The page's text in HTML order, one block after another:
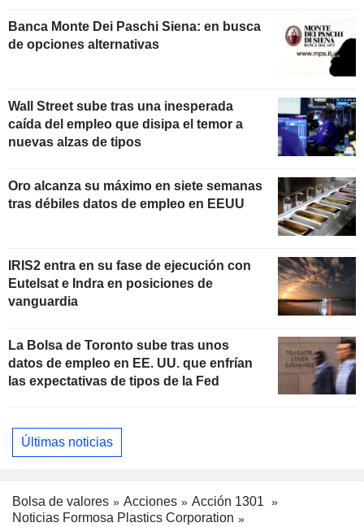
Banca Monte Dei Paschi Siena: en busca
de opciones alternativas
Wall Street sube tras una inesperada
caída del empleo que disipa el temor a
nuevas alzas de tipos
Oro alcanza su máximo en siete semanas
tras débiles datos de empleo en EEUU
IRIS2 entra en su fase de ejecución con
Eutelsat e Indra en posiciones de
vanguardia
La Bolsa de Toronto sube tras unos
datos de empleo en EE. UU. que enfrían
las expectativas de tipos de la Fed
Últimas noticias
Bolsa de valores Acciones
Acción 1301
Noticias Formosa Plastics Corporation